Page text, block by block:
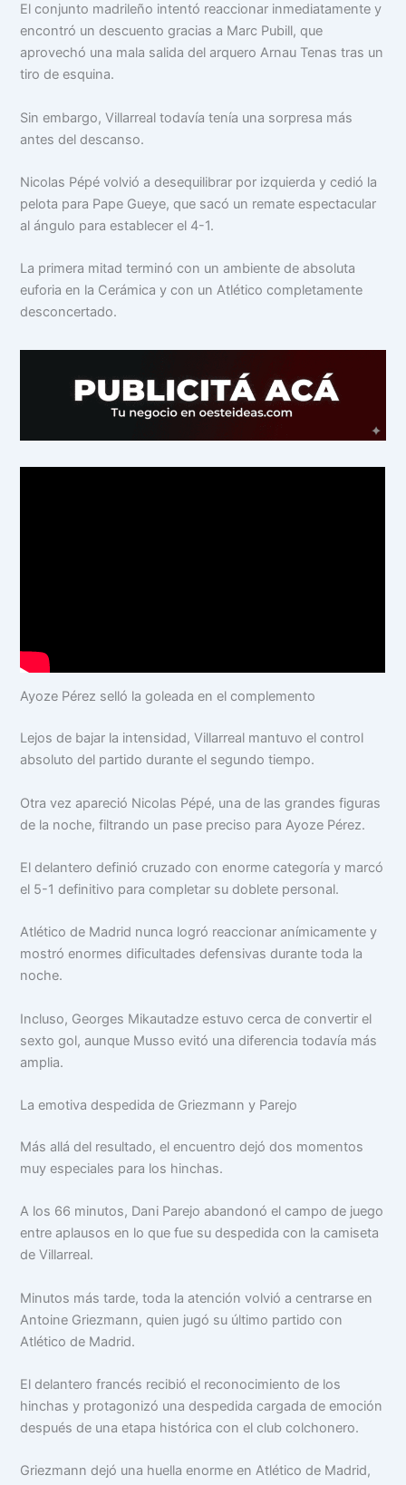
El conjunto madrileño intentó reaccionar inmediatamente y
encontró un descuento gracias a Marc Pubill, que
aprovechó una mala salida del arquero Arnau Tenas tras un
tiro de esquina.
Sin embargo, Villarreal todavía tenía una sorpresa más
antes del descanso.
Nicolas Pépé volvió a desequilibrar por izquierda y cedió la
pelota para Pape Gueye, que sacó un remate espectacular
al ángulo para establecer el 4-1.
La primera mitad terminó con un ambiente de absoluta
euforia en la Cerámica y con un Atlético completamente
desconcertado.
Ayoze Pérez selló la goleada en el complemento
Lejos de bajar la intensidad, Villarreal mantuvo el control
absoluto del partido durante el segundo tiempo.
Otra vez apareció Nicolas Pépé, una de las grandes figuras
de la noche, filtrando un pase preciso para Ayoze Pérez.
El delantero definió cruzado con enorme categoría y marcó
el 5-1 definitivo para completar su doblete personal.
Atlético de Madrid nunca logró reaccionar anímicamente y
mostró enormes dificultades defensivas durante toda la
noche.
Incluso, Georges Mikautadze estuvo cerca de convertir el
sexto gol, aunque Musso evitó una diferencia todavía más
amplia.
La emotiva despedida de Griezmann y Parejo
Más allá del resultado, el encuentro dejó dos momentos
muy especiales para los hinchas.
A los 66 minutos, Dani Parejo abandonó el campo de juego
entre aplausos en lo que fue su despedida con la camiseta
de Villarreal.
Minutos más tarde, toda la atención volvió a centrarse en
Antoine Griezmann, quien jugó su último partido con
Atlético de Madrid.
El delantero francés recibió el reconocimiento de los
hinchas y protagonizó una despedida cargada de emoción
después de una etapa histórica con el club colchonero.
Griezmann dejó una huella enorme en Atlético de Madrid,